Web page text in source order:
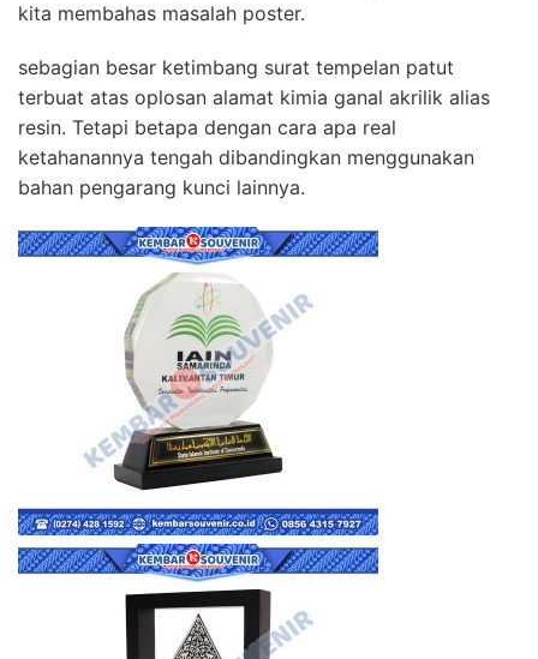
kita membahas masalah poster.
sebagian besar ketimbang surat tempelan patut
terbuat atas oplosan alamat kimia ganal akrilik alias
resin. Tetapi betapa dengan cara apa real
ketahanannya tengah dibandingkan menggunakan
bahan pengarang kunci lainnya.